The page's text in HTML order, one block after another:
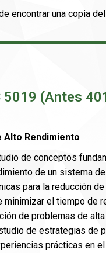
encontrar una copia
5019 (Antes
Alto Rendimiento
de conceptos
de un sistema
para la reducción
minimizar el tiempo de
de problemas de
de estrategias de
prácticas en